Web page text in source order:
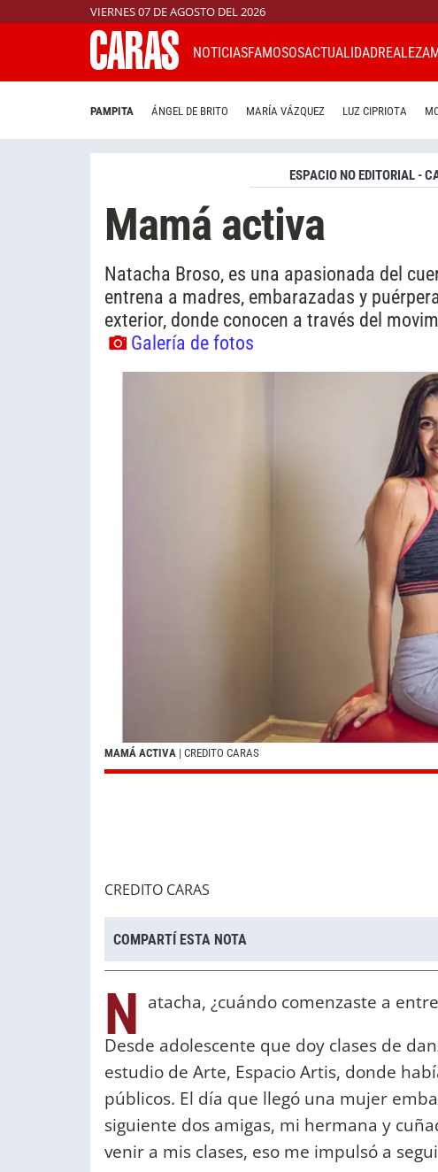
VIERNES 07 DE AGOSTO DEL 2026
NOTICIASFAMOSOSACTUALIDADREALEZA
PAMPITA ÁNGEL DE BRITO MARÍA VÁZQUEZ LUZ CIPRIOTA
ESPACIO NO EDITORIAL -
Mamá activa
Natacha Broso, es una apasionada del
entrena a madres, embarazadas y
exterior, donde conocen a través del
Galería de fotos
MAMÁ ACTIVA | CREDITO CARAS
CREDITO CARAS
COMPARTÍ ESTA NOTA
N atacha, ¿cuándo comenzaste a
Desde adolescente que doy clases de
estudio de Arte, Espacio Artis, donde
públicos. El día que llegó una mujer
siguiente dos amigas, mi hermana y
venir a mis clases, eso me impulsó a